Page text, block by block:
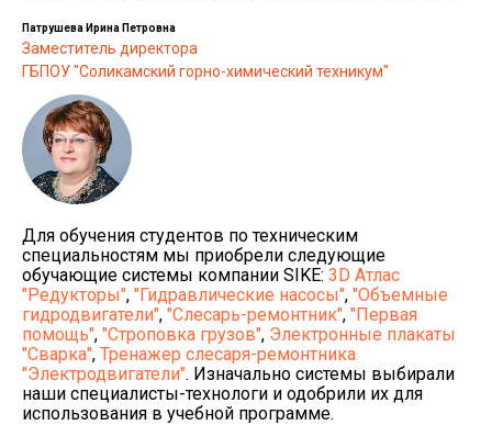
Патрушева Ирина Петровна
Заместитель директора
ГБПОУ "Соликамский горно-химический техникум"
Для обучения студентов по техническим
специальностям мы приобрели следующие
обучающие системы компании SIKE: 3D Атлас
"Редукторы", "Гидравлические насосы", "Объемные
гидродвигатели", "Слесарь-ремонтник", "Первая
помощь", "Строповка грузов", Электронные плакаты
"Сварка", Тренажер слесаря-ремонтника
"Электродвигатели". Изначально системы выбирали
наши специалисты-технологи и одобрили их для
использования в учебной программе.